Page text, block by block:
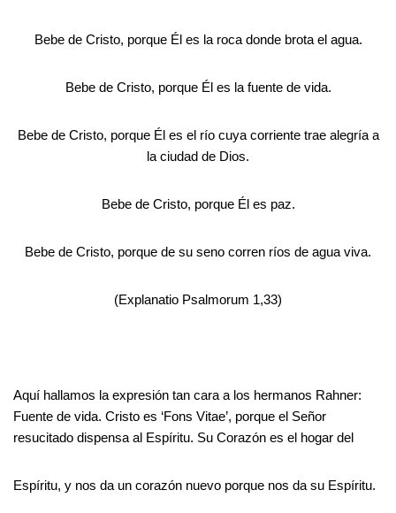
Bebe de Cristo, porque Él es la roca donde brota el agua.
Bebe de Cristo, porque Él es la fuente de vida.
Bebe de Cristo, porque Él es el río cuya corriente trae alegría a
la ciudad de Dios.
Bebe de Cristo, porque Él es paz.
Bebe de Cristo, porque de su seno corren ríos de agua viva.
(Explanatio Psalmorum 1,33)
Aquí hallamos la expresión tan cara a los hermanos Rahner:
Fuente de vida. Cristo es ‘Fons Vitae’, porque el Señor
resucitado dispensa al Espíritu. Su Corazón es el hogar del
Espíritu, y nos da un corazón nuevo porque nos da su Espíritu.